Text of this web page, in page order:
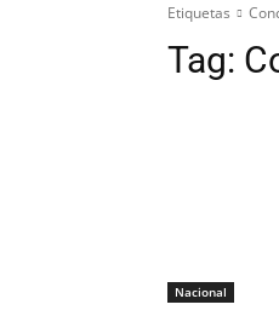
Etiquetas
Tag:
Nacional